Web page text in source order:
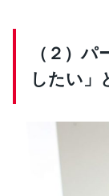
（２）
したい」